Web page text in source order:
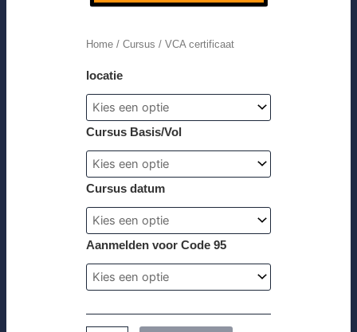
Home/ Cursus / VCA certificaat
locatie
Cursus Basis/Vol
Cursus datum
Aanmelden voor Code 95